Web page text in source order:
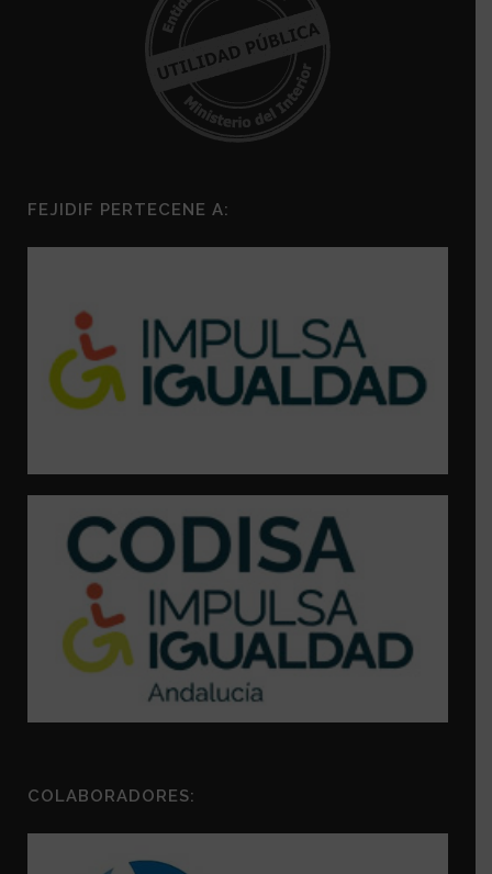
FEJIDIF PERTECENE A:
COLABORADORES: